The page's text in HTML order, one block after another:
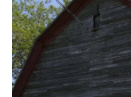
Album
Portes
Fenêtres